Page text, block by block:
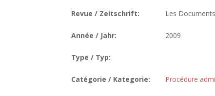
Revue / Zeitschrift: Les
Année / Jahr: 2009
Type / Typ:
Catégorie / Kategorie: Procédure